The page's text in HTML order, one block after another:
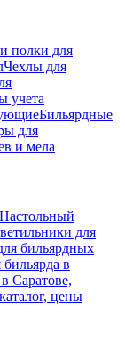
полки для
Чехлы для
учета
Бильярдные
для
и мела
Настольный
для
бильярдных
в
Саратове,
цены